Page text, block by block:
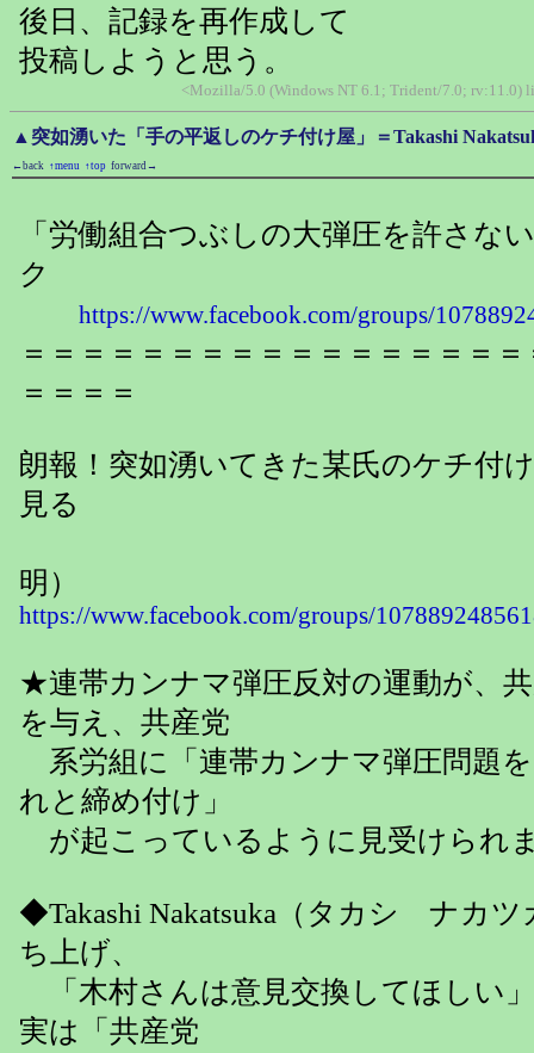
後日、記録を再作成して
投稿しようと思う。
<Mozilla/5.0 (Windows NT 6.1; Trident/7.0; rv:11.0)
▲突如湧いた「手の平返しのケチ付け屋」＝Takashi
←back ↑menu ↑top forward→
「労働組合つぶしの大弾圧を許さな
ク
https://www.facebook.com/groups/
＝＝＝＝＝＝＝＝＝＝＝＝＝＝＝＝
＝＝＝＝
朗報！突如湧いてきた某氏のケチ付
見る
明）
https://www.facebook.com/groups/
★連帯カンナマ弾圧反対の運動が、
を与え、共産党
系労組に「連帯カンナマ弾圧問題
れと締め付け」
が起こっているように見受けられ
◆Takashi Nakatsuka（タカシ ナカツ
ち上げ、
「木村さんは意見交換してほしい
実は「共産党